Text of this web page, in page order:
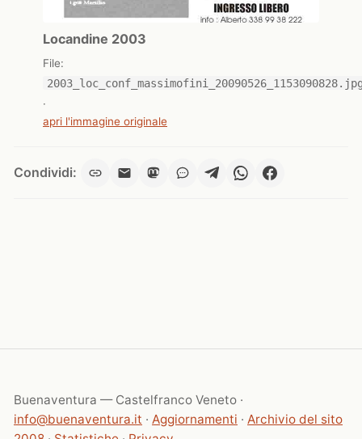
Locandine 2003
File:
·
apri l'immagine originale
Condividi:
Buenaventura — Castelfranco Veneto ·
info@buenaventura.it · Aggiornamenti · Archivio del sito